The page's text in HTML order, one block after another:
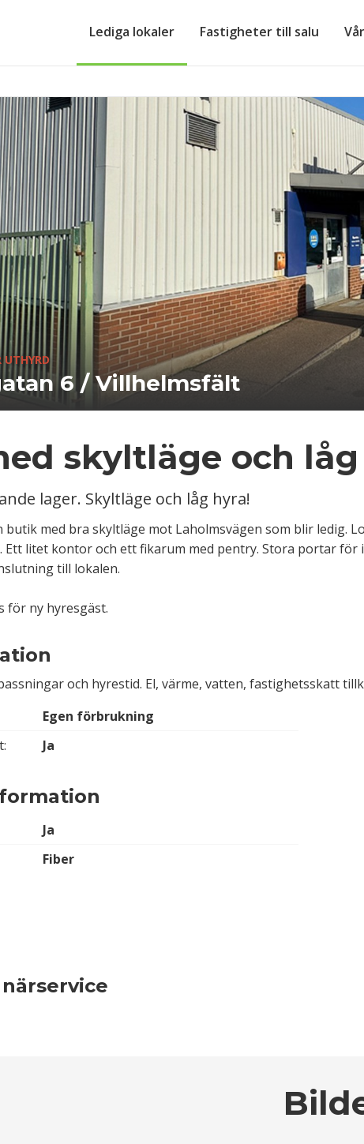
Lediga lokaler Fastigheter till salu
UTHYRD
6 / Villhelmsfält
skyltläge och låg
lager. Skyltläge och låg hyra!
med bra skyltläge mot Laholmsvägen som blir ledig.
Ett litet kontor och ett fikarum med pentry. Stora portar för
till lokalen.
för ny hyresgäst.
och hyrestid. El, värme, vatten, fastighetsskatt
Egen förbrukning
Ja
Ja
Fiber